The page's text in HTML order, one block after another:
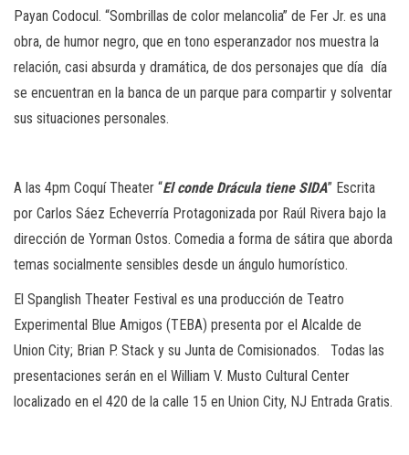
Payan Codocul. “Sombrillas de color melancolia” de Fer Jr. es una
obra, de humor negro, que en tono esperanzador nos muestra la
relación, casi absurda y dramática, de dos personajes que día día
se encuentran en la banca de un parque para compartir y solventar
sus situaciones personales.
A las 4pm Coquí Theater “El conde Drácula tiene SIDA” Escrita
por Carlos Sáez Echeverría Protagonizada por Raúl Rivera bajo la
dirección de Yorman Ostos. Comedia a forma de sátira que aborda
temas socialmente sensibles desde un ángulo humorístico.
El Spanglish Theater Festival es una producción de Teatro
Experimental Blue Amigos (TEBA) presenta por el Alcalde de
Union City; Brian P. Stack y su Junta de Comisionados. Todas las
presentaciones serán en el William V. Musto Cultural Center
localizado en el 420 de la calle 15 en Union City, NJ Entrada Gratis.